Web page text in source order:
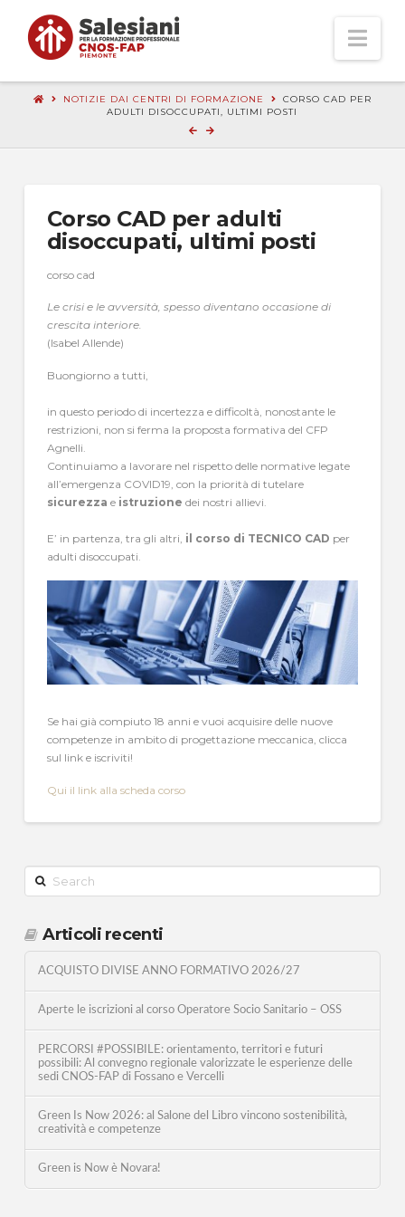
NOTIZIE DAI CENTRI DI FORMAZIONE
CORSO CAD PER
ADULTI DISOCCUPATI, ULTIMI POSTI
Corso CAD per adulti
disoccupati, ultimi posti
corso cad
Le crisi e le avversità, spesso diventano occasione di
crescita interiore.
(Isabel Allende)
Buongiorno a tutti,
in questo periodo di incertezza e difficoltà, nonostante le
restrizioni, non si ferma la proposta formativa del CFP
Agnelli.
Continuiamo a lavorare nel rispetto delle normative legate
all’emergenza COVID19, con la priorità di tutelare
sicurezza e istruzione dei nostri allievi.
E’ in partenza, tra gli altri, il corso di TECNICO CAD per
adulti disoccupati.
Se hai già compiuto 18 anni e vuoi acquisire delle nuove
competenze in ambito di progettazione meccanica, clicca
sul link e iscriviti!
Qui il link alla scheda corso
Search
Articoli recenti
ACQUISTO DIVISE ANNO FORMATIVO 2026/27
Aperte le iscrizioni al corso Operatore Socio Sanitario – OSS
PERCORSI #POSSIBILE: orientamento, territori e futuri
possibili: Al convegno regionale valorizzate le esperienze delle
sedi CNOS-FAP di Fossano e Vercelli
Green Is Now 2026: al Salone del Libro vincono sostenibilità,
creatività e competenze
Green is Now è Novara!